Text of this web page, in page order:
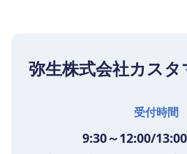
弥生株式会社カス
受付時間
9:30～12:00/